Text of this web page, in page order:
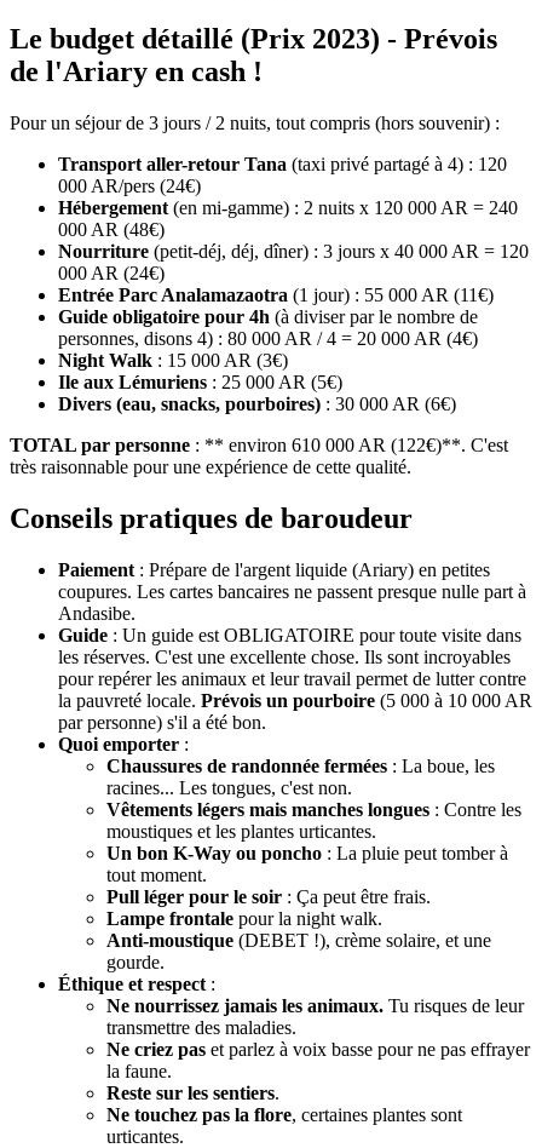
Le budget détaillé (Prix 2023) - Prévois
de l'Ariary en cash !
Pour un séjour de 3 jours / 2 nuits, tout compris (hors souvenir) :
Transport aller-retour Tana (taxi privé partagé à 4) : 120
000 AR/pers (24€)
Hébergement (en mi-gamme) : 2 nuits x 120 000 AR = 240
000 AR (48€)
Nourriture (petit-déj, déj, dîner) : 3 jours x 40 000 AR = 120
000 AR (24€)
Entrée Parc Analamazaotra (1 jour) : 55 000 AR (11€)
Guide obligatoire pour 4h (à diviser par le nombre de
personnes, disons 4) : 80 000 AR / 4 = 20 000 AR (4€)
Night Walk : 15 000 AR (3€)
Ile aux Lémuriens : 25 000 AR (5€)
Divers (eau, snacks, pourboires) : 30 000 AR (6€)
TOTAL par personne : ** environ 610 000 AR (122€)**. C'est
très raisonnable pour une expérience de cette qualité.
Conseils pratiques de baroudeur
Paiement : Prépare de l'argent liquide (Ariary) en petites
coupures. Les cartes bancaires ne passent presque nulle part à
Andasibe.
Guide : Un guide est OBLIGATOIRE pour toute visite dans
les réserves. C'est une excellente chose. Ils sont incroyables
pour repérer les animaux et leur travail permet de lutter contre
la pauvreté locale. Prévois un pourboire (5 000 à 10 000 AR
par personne) s'il a été bon.
Quoi emporter :
Chaussures de randonnée fermées : La boue, les
racines... Les tongues, c'est non.
Vêtements légers mais manches longues : Contre les
moustiques et les plantes urticantes.
Un bon K-Way ou poncho : La pluie peut tomber à
tout moment.
Pull léger pour le soir : Ça peut être frais.
Lampe frontale pour la night walk.
Anti-moustique (DEBET !), crème solaire, et une
gourde.
Éthique et respect :
Ne nourrissez jamais les animaux. Tu risques de leur
transmettre des maladies.
Ne criez pas et parlez à voix basse pour ne pas effrayer
la faune.
Reste sur les sentiers.
Ne touchez pas la flore, certaines plantes sont
urticantes.